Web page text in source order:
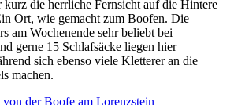
kurz die herrliche Fernsicht auf die Hintere
Ort, wie gemacht zum Boofen. Die
am Wochenende sehr beliebt bei
gerne 15 Schlafsäcke liegen hier
sich ebenso viele Kletterer an die
machen.